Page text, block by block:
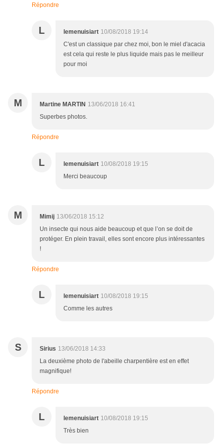
Répondre
L lemenuisiart 10/08/2018 19:14
C'est un classique par chez moi, bon le miel d'acacia
est cela qui reste le plus liquide mais pas le meilleur
pour moi
M Martine MARTIN 13/06/2018 16:41
Superbes photos.
Répondre
L lemenuisiart 10/08/2018 19:15
Merci beaucoup
M Mimij 13/06/2018 15:12
Un insecte qui nous aide beaucoup et que l’on se doit de
protéger. En plein travail, elles sont encore plus intéressantes
!
Répondre
L lemenuisiart 10/08/2018 19:15
Comme les autres
S Sirius 13/06/2018 14:33
La deuxième photo de l'abeille charpentière est en effet
magnifique!
Répondre
L lemenuisiart 10/08/2018 19:15
Très bien